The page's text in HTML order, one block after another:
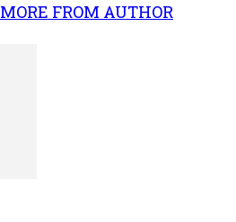
MORE FROM AUTHOR